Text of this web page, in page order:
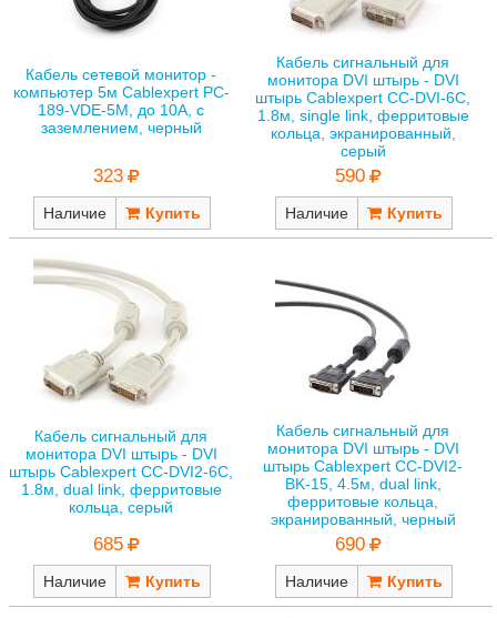
Кабель сетевой монитор -
компьютер 5м Cablexpert PC-
189-VDE-5M, до 10A, с
заземлением, черный
323
Наличие
Кабель сигнальный для
монитора DVI штырь - DVI
штырь Cablexpert CC-DVI-6C,
1.8м, single link, ферритовые
кольца, экранированный,
серый
590
Наличие
Кабель сигнальный для
монитора DVI штырь - DVI
штырь Cablexpert CC-DVI2-6C,
1.8м, dual link, ферритовые
кольца, серый
685
Наличие
Кабель сигнальный для
монитора DVI штырь - DVI
штырь Cablexpert CC-DVI2-
BK-15, 4.5м, dual link,
ферритовые кольца,
экранированный, черный
690
Наличие